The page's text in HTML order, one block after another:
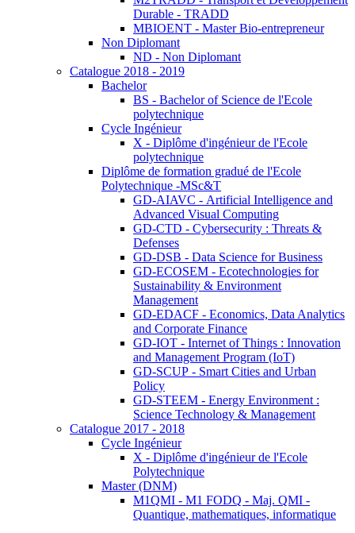
Durable - TRADD
MBIOENT - Master Bio-entrepreneur
Non Diplomant
ND - Non Diplomant
Catalogue 2018 - 2019
Bachelor
BS - Bachelor of Science de l'Ecole
polytechnique
Cycle Ingénieur
X - Diplôme d'ingénieur de l'Ecole
polytechnique
Diplôme de formation gradué de l'Ecole
Polytechnique -MSc&T
GD-AIAVC - Artificial Intelligence and
Advanced Visual Computing
GD-CTD - Cybersecurity : Threats &
Defenses
GD-DSB - Data Science for Business
GD-ECOSEM - Ecotechnologies for
Sustainability & Environment
Management
GD-EDACF - Economics, Data Analytics
and Corporate Finance
GD-IOT - Internet of Things : Innovation
and Management Program (IoT)
GD-SCUP - Smart Cities and Urban
Policy
GD-STEEM - Energy Environment :
Science Technology & Management
Catalogue 2017 - 2018
Cycle Ingénieur
X - Diplôme d'ingénieur de l'Ecole
Polytechnique
Master (DNM)
M1QMI - M1 FODQ - Maj. QMI -
Quantique, mathematiques, informatique